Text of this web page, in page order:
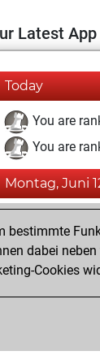
Latest
Today
You are
You are
Montag, Juni
You
You
bestimmte
dabei
Cookies